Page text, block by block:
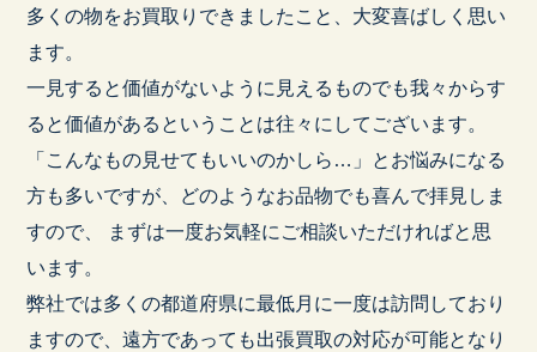
多くの物をお買取りできましたこと、大変喜ばしく思い
ます。
一見すると価値がないように見えるものでも我々からす
ると価値があるということは往々にしてございます。
「こんなもの見せてもいいのかしら…」とお悩みになる
方も多いですが、どのようなお品物でも喜んで拝見しま
すので、 まずは一度お気軽にご相談いただければと思
います。
弊社では多くの都道府県に最低月に一度は訪問しており
ますので、遠方であっても出張買取の対応が可能となり